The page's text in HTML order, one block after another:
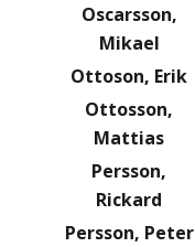
Oscarsson,
Mikael
Ottoson, Erik
Ottosson,
Mattias
Persson,
Rickard
Persson, Peter